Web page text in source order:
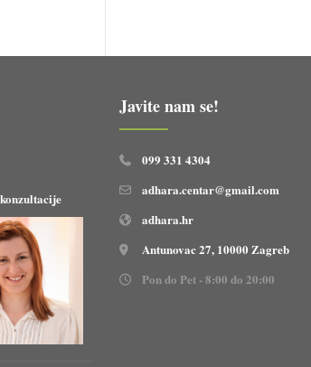
Javite nam se!
099 331 4304
adhara.centar@gmail.com
adhara.hr
Antunovac 27, 10000 Zagreb
Pon do Pet - 8:00 do 20:00